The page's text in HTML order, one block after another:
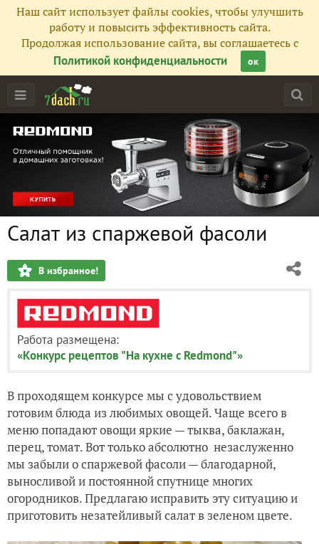
Наш сайт использует файлы cookies, чтобы улучшить
работу и повысить эффективность сайта.
Продолжая использование сайта, вы соглашаетесь с
Политикой конфиденциальности
ок
Салат из спаржевой фасоли
В избранное!
Работа размещена:
«Конкурс рецептов "На кухне с Redmond"»
В проходящем конкурсе мы с удовольствием
готовим блюда из любимых овощей. Чаще всего в
меню попадают овощи яркие — тыква, баклажан,
перец, томат. Вот только абсолютно незаслуженно
мы забыли о спаржевой фасоли — благодарной,
выносливой и постоянной спутнице многих
огородников. Предлагаю исправить эту ситуацию и
приготовить незатейливый салат в зеленом цвете.